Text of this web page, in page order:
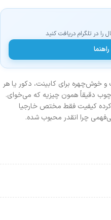
در تلگرام دریافت کنید
خوش‌چهره برای کابینت، دکور یا هر
دقیقاً همون چیزیه که می‌خوای.
کرده کیفیت فقط مختص خارجیا
چرا انقدر محبوب شده.